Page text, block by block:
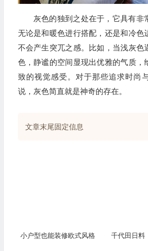
灰色的独到之处在于，它具有非
无论是和暖色进行搭配，还是和冷色
不会产生突兀之感。比如，当浅灰色
色，静谧的空间显现出优雅的气质，
致的视觉感受。对于那些追求时尚
说，灰色简直就是神奇的存在。
文章末尾固定信息
小户型也能装修欧式风格 千代田日料